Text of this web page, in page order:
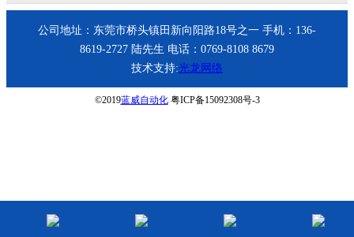
公司地址：东莞市桥头镇田新向阳路18号之一 手机：136-
8619-2727 陆先生 电话：0769-8108 8679
技术支持:光龙网络
©2019蓝威自动化粤ICP备15092308号-3